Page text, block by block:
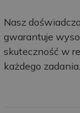
Nasz
gwarantuje
skuteczność w
każdego zadania.